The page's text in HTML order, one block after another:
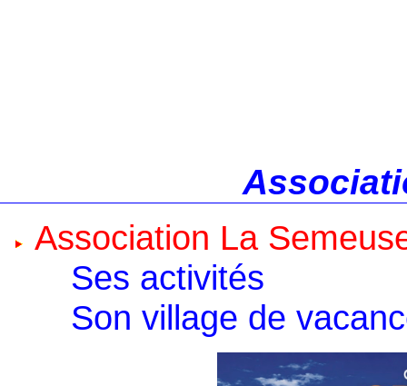
Association La
Ses activités
Son village de